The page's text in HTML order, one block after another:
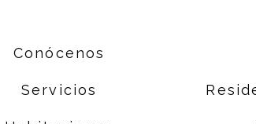
Conócenos
Servicios